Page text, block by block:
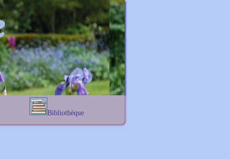
Bibliothèque
Lexique noms propres